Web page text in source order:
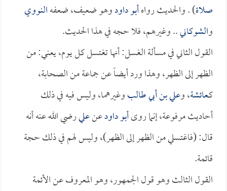
صلاة) . والحديث رواهأبو داودوهو ضعيف، ضعفهالنووي
والشوكاني.. وغيرهم، فلا حجه في هذا الحديث.
القول الثاني في مسألة الغسل: أنها تغتسل كل يوم، يعني: من
الظهر إلى الظهر، وهذا ورد أيضاً عن جماعة من الصحابة،
كـعائشة، وعلي بن أبي طالبوغيرهما، وليس فيه في ذلك
أحاديث مرفوعة، إنما روىأبو داودعنعليرضي الله عنه أنه
قال: (فاغتسلي من الظهر إلى الظهر)، وليس لهم في ذلك حجة
قائمة.
القول الثالث وهو قول الجمهور، وهو المعروف عن الأئمة